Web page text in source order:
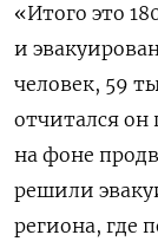
«Итого это
и
человек, 59
отчитался он
на фоне
решили
региона, где